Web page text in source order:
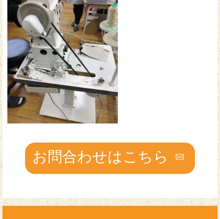
お問合わせはこちら